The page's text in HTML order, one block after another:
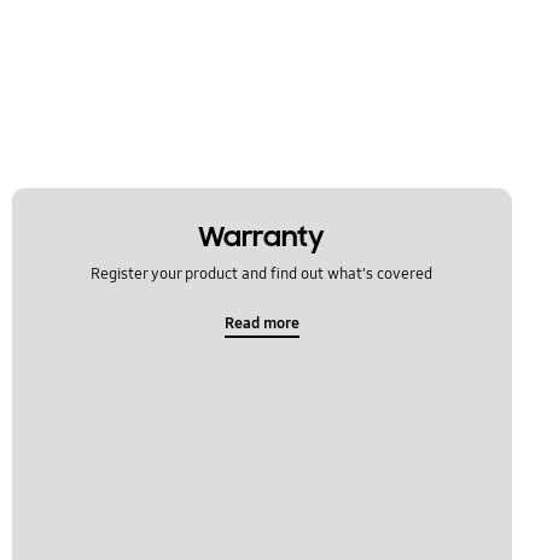
Warranty
Register your product and find out what's covered
Read more